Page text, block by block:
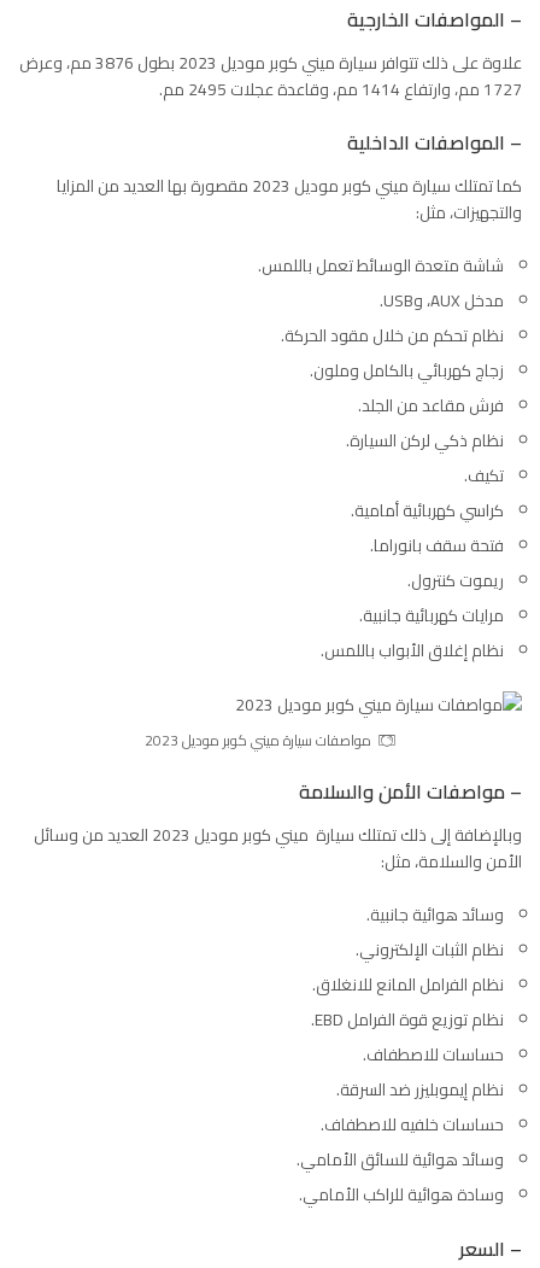
– المواصفات الخارجية
علاوة على ذلك تتوافر سيارة ميني كوبر موديل 2023 بطول 3876 مم، وعرض
1727 مم، وارتفاع 1414 مم، وقاعدة عجلات 2495 مم.
– المواصفات الداخلية
كما تمتلك سيارة ميني كوبر موديل 2023 مقصورة بها العديد من المزايا
والتجهيزات، مثل:
شاشة متعدة الوسائط تعمل باللمس.
مدخل AUX، وUSB.
نظام تحكم من خلال مقود الحركة.
زجاج كهربائي بالكامل وملون.
فرش مقاعد من الجلد.
نظام ذكي لركن السيارة.
تكيف.
كراسي كهربائية أمامية.
فتحة سقف بانوراما.
ريموت كنترول.
مرايات كهربائية جانبية.
نظام إغلاق الأبواب باللمس.
مواصفات سيارة ميني كوبر موديل 2023
– مواصفات الأمن والسلامة
وبالإضافة إلى ذلك تمتلك سيارة ميني كوبر موديل 2023 العديد من وسائل
الأمن والسلامة، مثل:
وسائد هوائية جانبية.
نظام الثبات الإلكتروني.
نظام الفرامل المانع للانغلاق.
نظام توزيع قوة الفرامل EBD.
حساسات للاصطفاف.
نظام إيموبليزر ضد السرقة.
حساسات خلفيه للاصطفاف.
وسائد هوائية للسائق الأمامي.
وسادة هوائية للراكب الأمامي.
– السعر